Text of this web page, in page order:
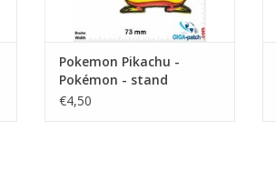
Pokemon Pikachu -
Pokémon - stand
€4,50